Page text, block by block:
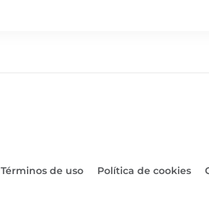
Términos de uso Política de cookies